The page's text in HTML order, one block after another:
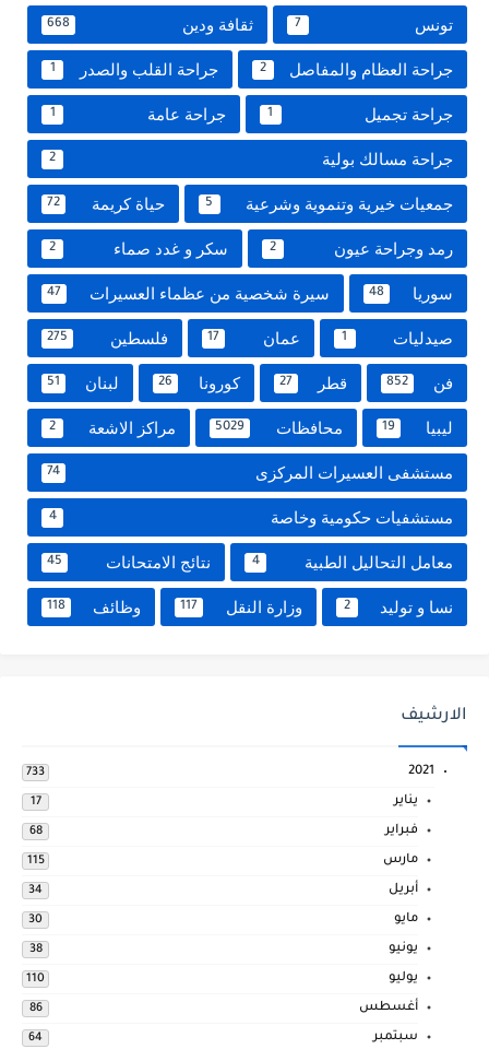
تونس 7 ثقافة ودين 668
جراحة العظام والمفاصل 2 جراحة القلب والصدر 1
جراحة تجميل 1 جراحة عامة 1
جراحة مسالك بولية 2
جمعيات خيرية وتنموية وشرعية 5 حياة كريمة 72
رمد وجراحة عيون 2 سكر و غدد صماء 2
سوريا 48 سيرة شخصية من عظماء العسيرات 47
صيدليات 1 عمان 17 فلسطين 275
فن 852 قطر 27 كورونا 26 لبنان 51
ليبيا 19 محافظات 5029 مراكز الاشعة 2
مستشفى العسيرات المركزى 74
مستشفيات حكومية وخاصة 4
معامل التحاليل الطبية 4 نتائج الامتحانات 45
نسا و توليد 2 وزارة النقل 117 وظائف 118
الارشيف
2021
733
يناير 17
فبراير 68
مارس 115
أبريل 34
مايو 30
يونيو 38
يوليو 110
أغسطس 86
سبتمبر 64